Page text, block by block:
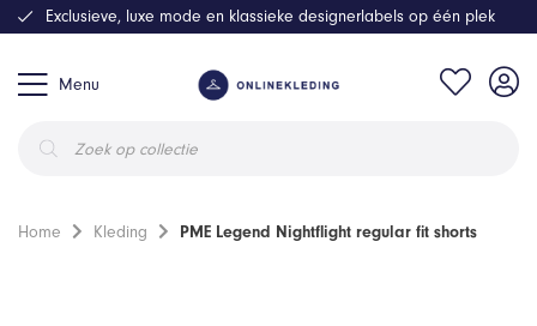
Menu
zoeken
Exclusieve, luxe mode en klassieke designerlabels op één plek
Home Kleding PME Legend Nightflight regular fit shorts